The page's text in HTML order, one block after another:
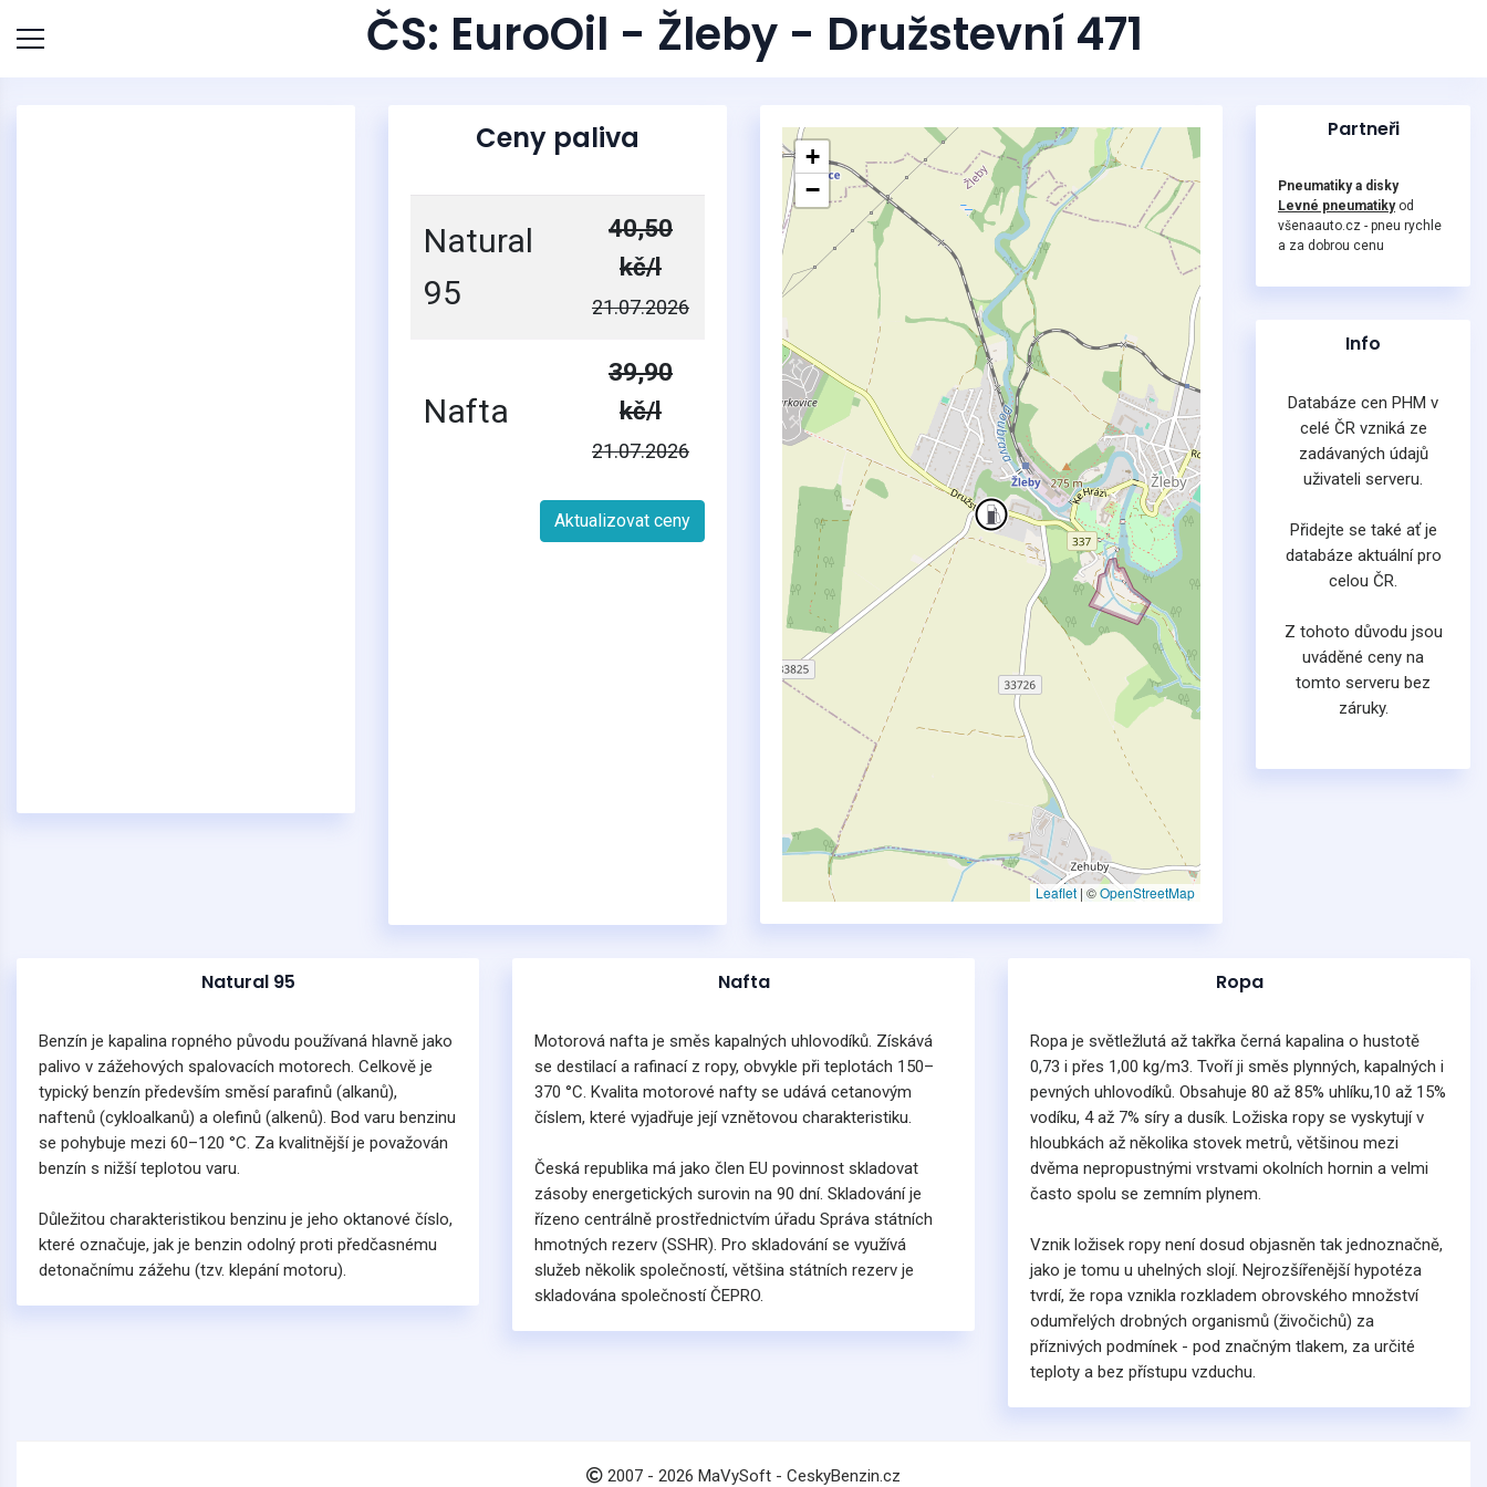
ČS: EuroOil - Žleby - Družstevní 471
Ceny paliva
Natural
95
40,50
kč/l
21.07.2026
Nafta
39,90
kč/l
21.07.2026
Aktualizovat ceny
+
−
Leaflet | ©OpenStreetMap
Partneři
Pneumatiky a disky
Levné pneumatikyod
všenaauto.cz - pneu rychle
a za dobrou cenu
Info
Databáze cen PHM v
celé ČR vzniká ze
zadávaných údajů
uživateli serveru.
Přidejte se také ať je
databáze aktuální pro
celou ČR.
Z tohoto důvodu jsou
uváděné ceny na
tomto serveru bez
záruky.
Natural 95
Benzín je kapalina ropného původu používaná hlavně jako
palivo v zážehových spalovacích motorech. Celkově je
typický benzín především směsí parafinů (alkanů),
naftenů (cykloalkanů) a olefinů (alkenů). Bod varu benzinu
se pohybuje mezi 60–120 °C. Za kvalitnější je považován
benzín s nižší teplotou varu.
Důležitou charakteristikou benzinu je jeho oktanové číslo,
které označuje, jak je benzin odolný proti předčasnému
detonačnímu zážehu (tzv. klepání motoru).
Nafta
Motorová nafta je směs kapalných uhlovodíků. Získává
se destilací a rafinací z ropy, obvykle při teplotách 150–
370 °C. Kvalita motorové nafty se udává cetanovým
číslem, které vyjadřuje její vznětovou charakteristiku.
Česká republika má jako člen EU povinnost skladovat
zásoby energetických surovin na 90 dní. Skladování je
řízeno centrálně prostřednictvím úřadu Správa státních
hmotných rezerv (SSHR). Pro skladování se využívá
služeb několik společností, většina státních rezerv je
skladována společností ČEPRO.
Ropa
Ropa je světležlutá až takřka černá kapalina o hustotě
0,73 i přes 1,00 kg/m3. Tvoří ji směs plynných, kapalných i
pevných uhlovodíků. Obsahuje 80 až 85% uhlíku,10 až 15%
vodíku, 4 až 7% síry a dusík. Ložiska ropy se vyskytují v
hloubkách až několika stovek metrů, většinou mezi
dvěma nepropustnými vrstvami okolních hornin a velmi
často spolu se zemním plynem.
Vznik ložisek ropy není dosud objasněn tak jednoznačně,
jako je tomu u uhelných slojí. Nejrozšířenější hypotéza
tvrdí, že ropa vznikla rozkladem obrovského množství
odumřelých drobných organismů (živočichů) za
příznivých podmínek - pod značným tlakem, za určité
teploty a bez přístupu vzduchu.
2007 - 2026 MaVySoft - CeskyBenzin.cz